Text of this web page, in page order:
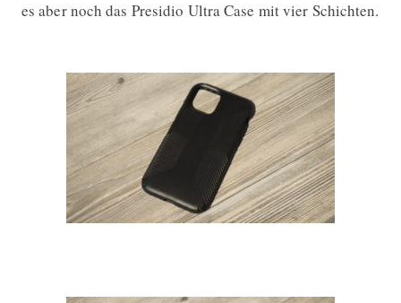
es aber noch das Presidio Ultra Case mit vier Schichten.